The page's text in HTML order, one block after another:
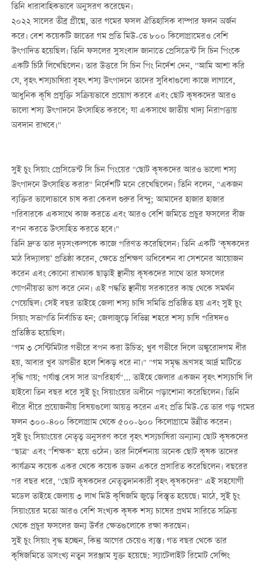
তিনি ধারাবাহিকভাবে অনুসরণ করেছেন।
২০২২ সালের তীব্র গ্রীষ্মে, তার গমের ফসল ঐতিহাসিক বাম্পার ফলন অর্জন
করে। বেশ কয়েকটি জাতের গম প্রতি মিউ-তে ৮০০ কিলোগ্রামেরও বেশি
উৎপাদিত হয়েছিল। তিনি ফসলের সুসংবাদ জানাতে প্রেসিডেন্ট সি চিন পিংকে
একটি চিঠি লিখেছিলেন। তার উত্তরে সি চিন পিং নির্দেশ দেন, "আমি আশা করি
যে, বৃহৎ শস্যচাষিরা বৃহৎ শস্য উৎপাদনে তাদের সুবিধাগুলো কাজে লাগাবে,
আধুনিক কৃষি প্রযুক্তি সক্রিয়ভাবে প্রয়োগ করবে এবং ছোট কৃষকদের আরও
ভালো শস্য উৎপাদনে উৎসাহিত করবে; যা একসাথে জাতীয় খাদ্য নিরাপত্তায়
অবদান রাখবে।"
সুই চুং সিয়াং প্রেসিডেন্ট সি চিন পিংয়ের "ছোট কৃষকদের আরও ভালো শস্য
উৎপাদনে উৎসাহিত করার" নির্দেশটি মনে রেখেছিলেন। তিনি বলেন, "একজন
ব্যক্তির ভালোভাবে চাষ করা কেবল শুরুর বিন্দু; আমাদের হাজার হাজার
পরিবারকে একসাথে কাজ করতে এবং আরও বেশি জমিতে প্রচুর ফসলের বীজ
বপন করতে উৎসাহিত করতে হবে।"
তিনি দ্রুত তার দৃঢ়সংকল্পকে কাজে পরিণত করেছিলেন। তিনি একটি ‘কৃষকদের
মাঠ বিদ্যালয়’ প্রতিষ্ঠা করেন, ক্ষেতে প্রশিক্ষণ অধিবেশন বা সেশনের আয়োজন
করেন এবং কোনো রাখঢাক ছাড়াই স্থানীয় কৃষকদের সাথে তার ফসলের
গোপনীয়তা ভাগ করে নেন। এই পদ্ধতি স্থানীয় সরকারের কাছ থেকে সমর্থন
পেয়েছিল। সেই বছর তাইহে জেলা শস্য চাষি সমিতি প্রতিষ্ঠিত হয় এবং সুই চুং
সিয়াং সভাপতি নির্বাচিত হন; জেলাজুড়ে বিভিন্ন শহরে শস্য চাষি পরিষদও
প্রতিষ্ঠিত হয়েছিল।
"গম ৩ সেন্টিমিটার গভীরে বপন করা উচিত; খুব গভীরে দিলে অঙ্কুরোদগম ধীর
হয়, আবার খুব অগভীর হলে শিকড় ধরে না।" "গম সমৃদ্ধ ভ্রূণসহ আর্দ্র মাটিতে
বৃদ্ধি পায়; পর্যাপ্ত বেস সার অপরিহার্য"... তাইহে জেলার একজন বৃহৎ শস্যচাষি লি
হাইবো তিন বছর ধরে সুই চুং সিয়াংয়ের অধীনে পড়াশোনা করেছিলেন। তিনি
ধীরে ধীরে প্রয়োজনীয় বিষয়গুলো আয়ত্ত করেন এবং প্রতি মিউ-তে তার গড় গমের
ফলন ৩০০-৪০০ কিলোগ্রাম থেকে ৫০০-৬০০ কিলোগ্রামে উন্নীত করেন।
সুই চুং সিয়াংয়ের নেতৃত্ব অনুসরণ করে বৃহৎ শস্যচাষিরা অন্যান্য ছোট কৃষকদের
"ছাত্র" এবং "শিক্ষক" হয়ে ওঠেন। তার নির্দেশনায় অনেক ছোট কৃষক তাদের
কার্যক্রম কয়েক একর থেকে কয়েক ডজন একরে প্রসারিত করেছিলেন। বছরের
পর বছর ধরে, "ছোট কৃষকদের নেতৃত্বদানকারী বৃহৎ কৃষকদের" এই সহযোগী
মডেল তাইহে জেলায় ৩ লাখ মিউ কৃষিজমি জুড়ে বিস্তৃত হয়েছে। মাঠে, সুই চুং
সিয়াংয়ের মতো আরও বেশি সংখ্যক কৃষক শস্য চাষের প্রথম সারিতে সক্রিয়
থেকে প্রচুর ফসলের জন্য উর্বর ক্ষেতগুলোকে রক্ষা করছেন।
সুই চুং সিয়াং বৃদ্ধ হচ্ছেন, কিন্তু আগের চেয়েও ব্যস্ত। গত বছর থেকে তার
কৃষিজমিতে অসংখ্য নতুন সরঞ্জাম যুক্ত হয়েছে: স্যাটেলাইট রিমোট সেন্সিং